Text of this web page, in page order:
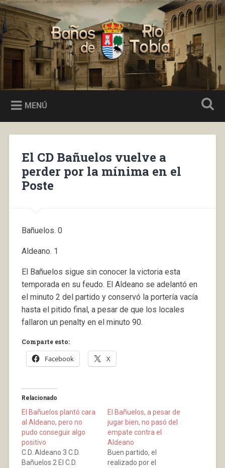
Saltar
al
contenido
Buscar
Baños de Río Tobía
MENÚ
El CD Bañuelos vuelve a
perder por la mínima en el
Poste
Bañuelos. 0
Aldeano. 1
El Bañuelos sigue sin conocer la victoria esta
temporada en su feudo. El Aldeano se adelantó en
el minuto 2 del partido y conservó la portería vacía
hasta el pitido final, a pesar de que los locales
fallaron un penalty en el minuto 90.
Comparte esto:
Facebook X
Relacionado
El Bañuelos plantó cara
al Aldeano, pero no
pudo conseguir algo
positivo
C.D. Aldeano 3 C.D.
Bañuelos 2 El C.D.
El Bañuelos, a pesar de
jugar bien, no pasó del
empate contra el
Aldeano
Buen partido, el
realizado por el